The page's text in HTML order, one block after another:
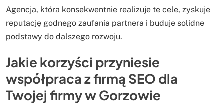
Agencja, która konsekwentnie realizuje te cele, zyskuje
reputację godnego zaufania partnera i buduje solidne
podstawy do dalszego rozwoju.
Jakie korzyści przyniesie
współpraca z firmą SEO dla
Twojej firmy w Gorzowie